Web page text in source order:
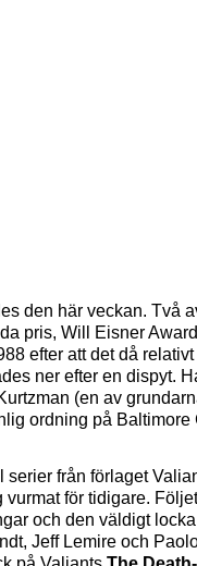
den här veckan. Två
pris, Will Eisner
efter att det då relativt
ner efter en dispyt.
(en av
ordning på Baltimore
serier från förlaget
för tidigare.
och den väldigt
Jeff Lemire och